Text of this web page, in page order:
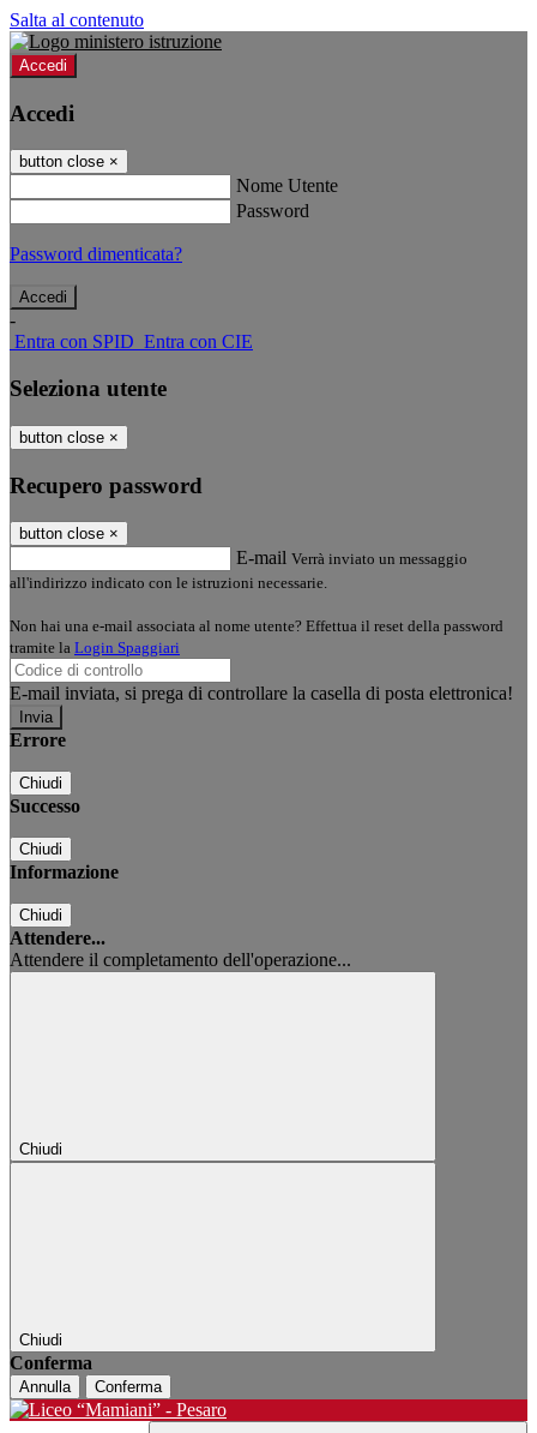
Salta al contenuto
Accedi
Accedi
button close ×
Nome Utente
Password
Password dimenticata?
-
Entra con SPID Entra con CIE
Seleziona utente
button close ×
Recupero password
button close ×
E-mail Verrà inviato un messaggio
all'indirizzo indicato con le istruzioni necessarie.
Non hai una e-mail associata al nome utente? Effettua il reset della password
tramite la Login Spaggiari
E-mail inviata, si prega di controllare la casella di posta elettronica!
Errore
Chiudi
Successo
Chiudi
Informazione
Chiudi
Attendere...
Attendere il completamento dell'operazione...
Chiudi
Chiudi
Conferma
Annulla Conferma